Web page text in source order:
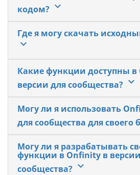
кодом? keyboard_arrow_down
Где я могу скачать
keyboard_arrow_down
Какие функции доступны
версии для сообщества? keyboard_arrow_down
Могу ли я использовать
для сообщества для своего
Могу ли я разрабатывать
функции в Onfinity в
сообщества? keyboard_arrow_down